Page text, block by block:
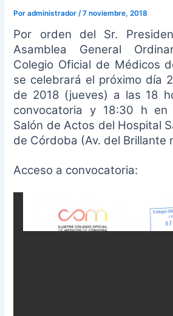
Poradministrador /7 noviembre, 2018
Por orden del Sr.
Asamblea General
Colegio Oficial de Médicos
se celebrará el próximo día
de 2018 (jueves) a las 18
convocatoria y 18:30 h
Salón de Actos del Hospital
de Córdoba (Av. del Brillante
Acceso a convocatoria: